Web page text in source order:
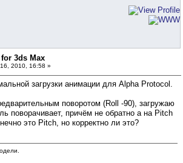
3ds Max
2010, 16:58 »
загрузки анимации для Alpha Protocol.
поворотом (Roll -90), загружаю
поворачивает, причём не обратно а на Pitch
это Pitch, но корректно ли это?